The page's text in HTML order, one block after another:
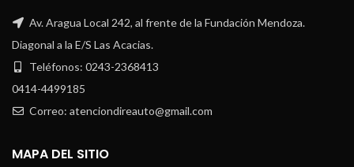
Av. Aragua Local 242, al frente de la Fundación Mendoza.
Diagonal a la E/S Las Acacias.
Teléfonos: 0243-2368413
0414-4499185
Correo: atenciondireauto@gmail.com
MAPA DEL SITIO